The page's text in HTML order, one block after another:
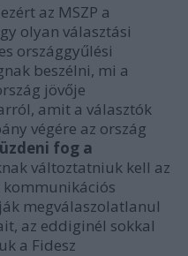
az MSZP a
olyan választási
országgyűlési
beszélni, mi a
jövője
amit a választók
végére az ország
fog a
változtatniuk kell az
megválaszolatlanul
az eddiginél sokkal
a Fidesz